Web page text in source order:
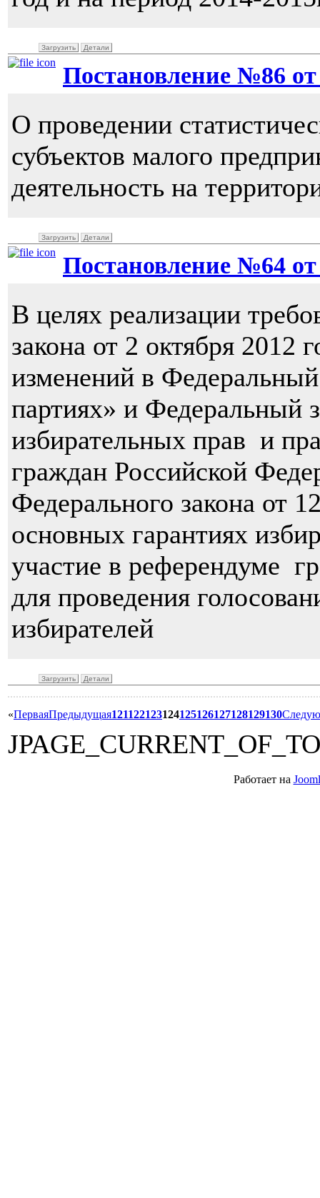
Загрузить Детали
Постановление №86 от
О проведении
субъектов малого
деятельность на
Загрузить Детали
Постановление №64 от
В целях реализации
закона от 2 октября
изменений в
партиях» и Федеральный
избирательных прав и
граждан Российской
Федерального закона от
основных гарантиях
участие в референдуме
для проведения
избирателей
Загрузить Детали
«ПерваяПредыдущая121122123124125126127128129130
Работает на